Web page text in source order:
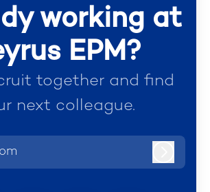
working at
EPM?
together and find
next colleague.